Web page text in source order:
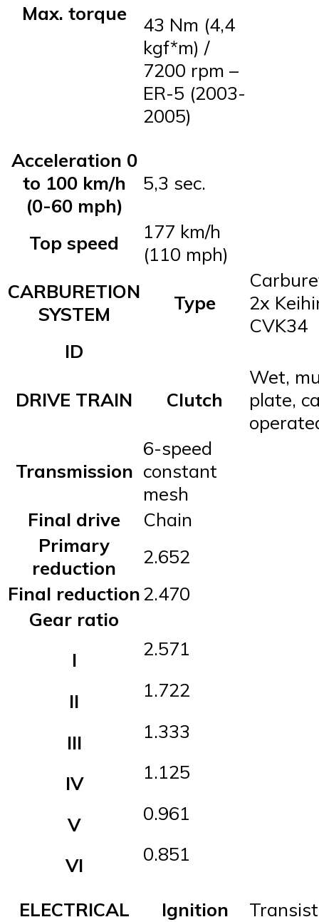
Max. torque
43 Nm (4,4
kgf*m) /
7200 rpm –
ER-5 (2003-
2005)
Acceleration 0
to 100 km/h
(0-60 mph)
5,3 sec.
Top speed
177 km/h
(110 mph)
CARBURETION
SYSTEM
Type
2x
CVK34
ID
DRIVE TRAIN Clutch
Wet,
plate,
Transmission
6-speed
constant
mesh
Final drive
Chain
Primary
reduction
2.652
Final reduction2.470
Gear ratio
I
II
III
IV
V
VI
2.571
1.722
1.333
1.125
0.961
0.851
ELECTRICAL Ignition